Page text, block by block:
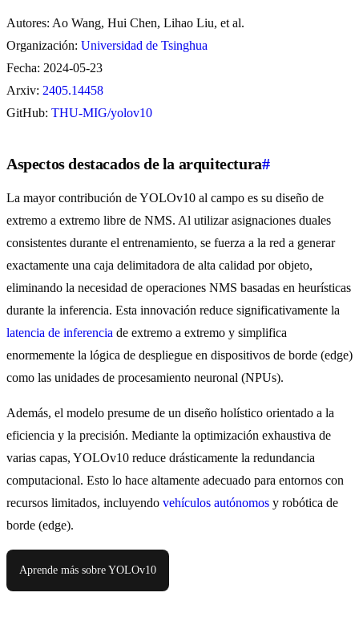
Autores: Ao Wang, Hui Chen, Lihao Liu, et al.
Organización: Universidad de Tsinghua
Fecha: 2024-05-23
Arxiv: 2405.14458
GitHub: THU-MIG/yolov10
Aspectos destacados de la arquitectura#
La mayor contribución de YOLOv10 al campo es su diseño de
extremo a extremo libre de NMS. Al utilizar asignaciones duales
consistentes durante el entrenamiento, se fuerza a la red a generar
exactamente una caja delimitadora de alta calidad por objeto,
eliminando la necesidad de operaciones NMS basadas en heurísticas
durante la inferencia. Esta innovación reduce significativamente la
latencia de inferencia de extremo a extremo y simplifica
enormemente la lógica de despliegue en dispositivos de borde (edge)
como las unidades de procesamiento neuronal (NPUs).
Además, el modelo presume de un diseño holístico orientado a la
eficiencia y la precisión. Mediante la optimización exhaustiva de
varias capas, YOLOv10 reduce drásticamente la redundancia
computacional. Esto lo hace altamente adecuado para entornos con
recursos limitados, incluyendo vehículos autónomos y robótica de
borde (edge).
Aprende más sobre YOLOv10